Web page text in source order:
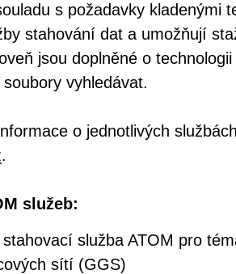
s požadavky kladenými
stahování dat a umožňují
jsou doplněné o
vyhledávat.
o jednotlivých
.
služeb:
stahovací služba ATOM pro
sítí (GGS)